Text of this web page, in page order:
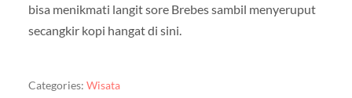
bisa menikmati langit sore Brebes sambil menyeruput
secangkir kopi hangat di sini.
Categories: Wisata